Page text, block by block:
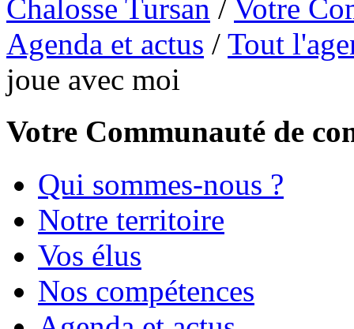
Chalosse Tursan / Votre
Agenda et actus / Tout
joue avec moi
Votre Communauté de
Qui sommes-nous ?
Notre territoire
Vos élus
Nos compétences